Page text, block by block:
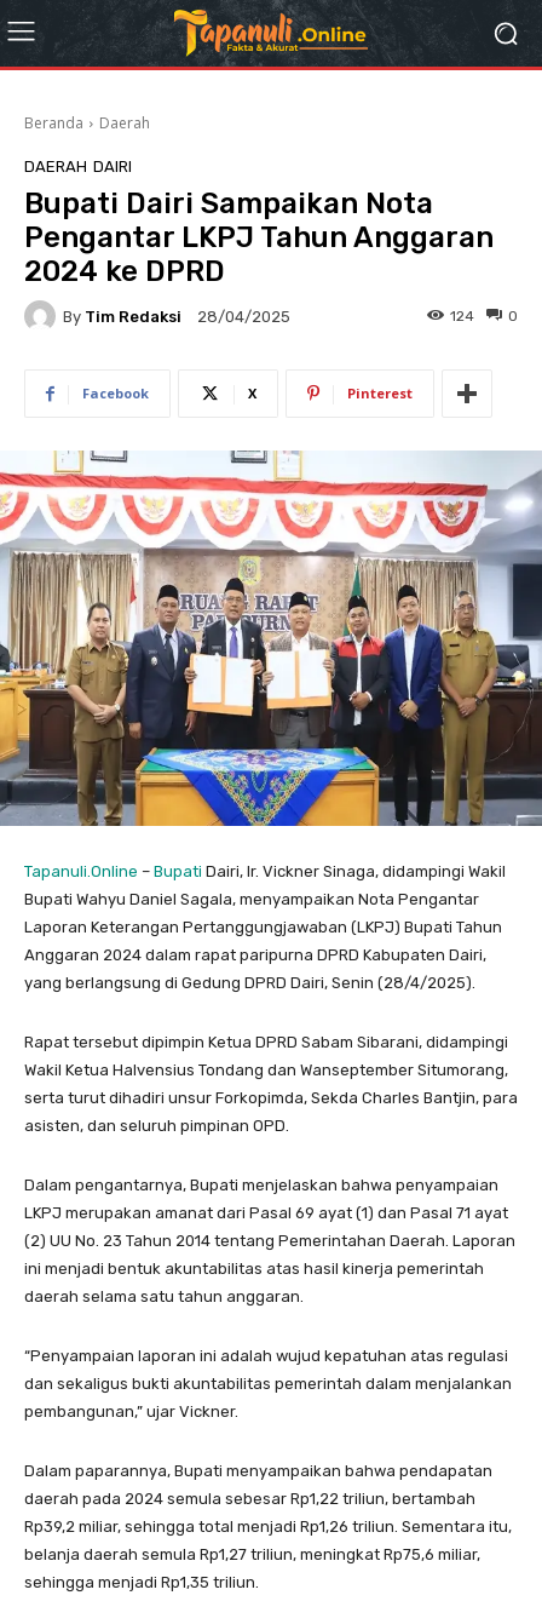
Beranda Daerah
DAERAH DAIRI
Bupati Dairi Sampaikan Nota
Pengantar LKPJ Tahun Anggaran
2024 ke DPRD
By Tim Redaksi 28/04/2025 0
124
Facebook X Pinterest
Tapanuli.Online – Bupati Dairi, Ir. Vickner Sinaga, didampingi Wakil
Bupati Wahyu Daniel Sagala, menyampaikan Nota Pengantar
Laporan Keterangan Pertanggungjawaban (LKPJ) Bupati Tahun
Anggaran 2024 dalam rapat paripurna DPRD Kabupaten Dairi,
yang berlangsung di Gedung DPRD Dairi, Senin (28/4/2025).
Rapat tersebut dipimpin Ketua DPRD Sabam Sibarani, didampingi
Wakil Ketua Halvensius Tondang dan Wanseptember Situmorang,
serta turut dihadiri unsur Forkopimda, Sekda Charles Bantjin, para
asisten, dan seluruh pimpinan OPD.
Dalam pengantarnya, Bupati menjelaskan bahwa penyampaian
LKPJ merupakan amanat dari Pasal 69 ayat (1) dan Pasal 71 ayat
(2) UU No. 23 Tahun 2014 tentang Pemerintahan Daerah. Laporan
ini menjadi bentuk akuntabilitas atas hasil kinerja pemerintah
daerah selama satu tahun anggaran.
“Penyampaian laporan ini adalah wujud kepatuhan atas regulasi
dan sekaligus bukti akuntabilitas pemerintah dalam menjalankan
pembangunan,” ujar Vickner.
Dalam paparannya, Bupati menyampaikan bahwa pendapatan
daerah pada 2024 semula sebesar Rp1,22 triliun, bertambah
Rp39,2 miliar, sehingga total menjadi Rp1,26 triliun. Sementara itu,
belanja daerah semula Rp1,27 triliun, meningkat Rp75,6 miliar,
sehingga menjadi Rp1,35 triliun.